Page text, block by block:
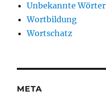
Unbekannte Wörter
Wortbildung
Wortschatz
META